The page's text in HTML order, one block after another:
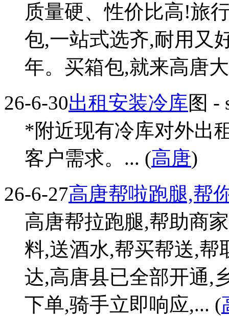
质量硬、性价比高!旅
包,一站式选齐,耐用又
年。买箱包,就来高唐
26-6-30出租安装冷库图 -
*附近现有冷库对外出
客户需求。... (高唐)
26-6-27高唐帮啦跑腿,帮
高唐帮拉跑腿,帮助商
料,送酒水,帮买帮送,帮
达,高唐县已全部开通,
下单,骑手立即响应,... (